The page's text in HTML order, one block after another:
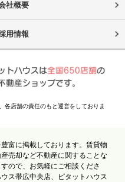
社概要
用情報
店舗の責任のもと運営をしておりま
富に掲載しております。賃貸物
売却など不動産に関することな
ので、お気軽にご相談くださ
ス帯広中央店、ピタットハウス